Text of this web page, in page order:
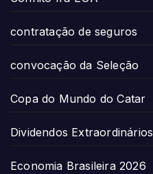
contratação de seguros
convocação da Seleção
Copa do Mundo do Catar
Dividendos Extraordinários
Economia Brasileira 2026